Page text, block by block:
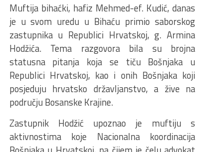
Muftija bihaćki, hafiz Mehmed-ef. Kudić, danas
je u svom uredu u Bihaću primio saborskog
zastupnika u Republici Hrvatskoj, g. Armina
Hodžića. Tema razgovora bila su brojna
statusna pitanja koja se tiču Bošnjaka u
Republici Hrvatskoj, kao i onih Bošnjaka koji
posjeduju hrvatsko državljanstvo, a žive na
području Bosanske Krajine.
Zastupnik Hodžić upoznao je muftiju s
aktivnostima koje Nacionalna koordinacija